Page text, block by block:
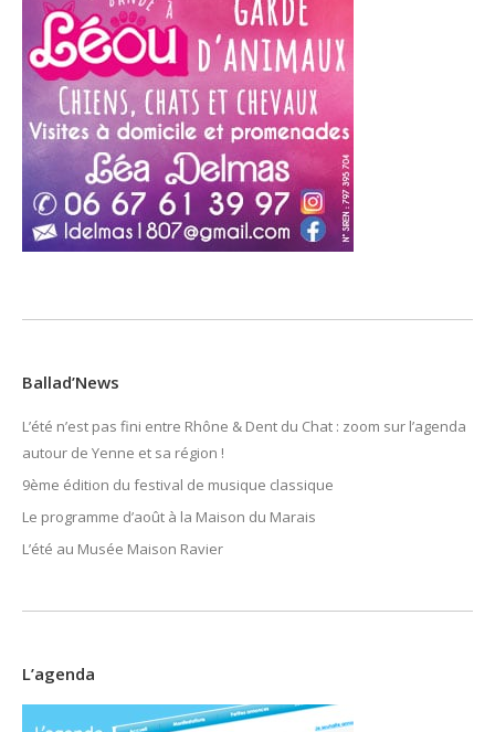
Ballad’News
L’été n’est pas fini entre Rhône & Dent du Chat : zoom sur l’agenda
autour de Yenne et sa région !
9ème édition du festival de musique classique
Le programme d’août à la Maison du Marais
L’été au Musée Maison Ravier
L’agenda